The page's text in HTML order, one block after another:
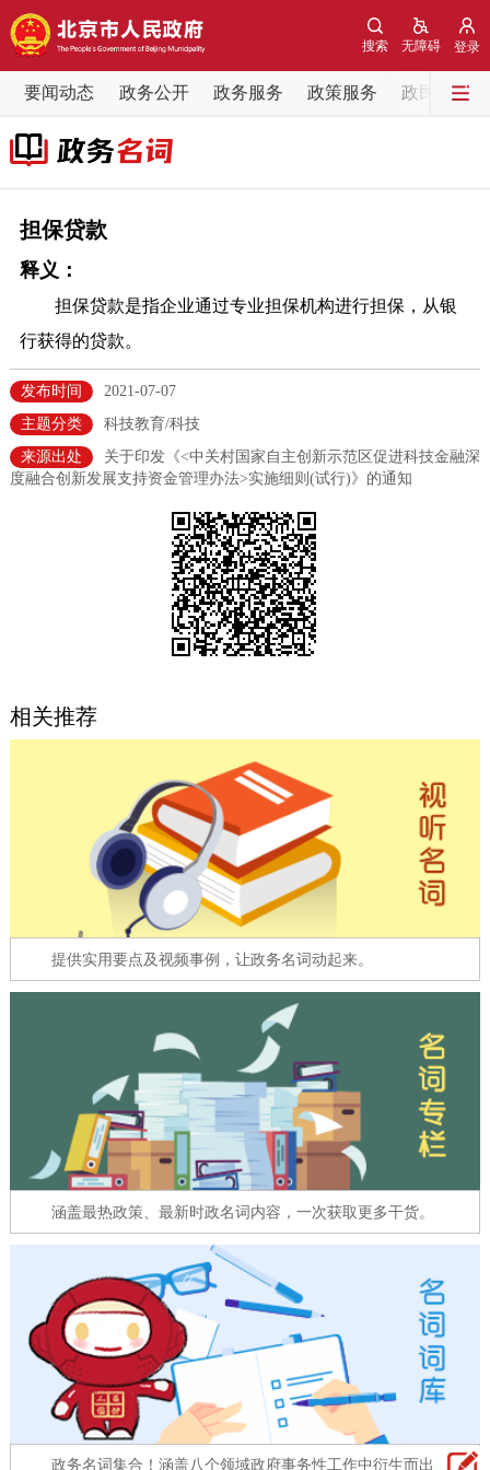
登录
无障碍
搜索
要闻动态 政务公开 政务服务 政策服务 政民互动
要闻动态
党中央精神
各区热点
政务公开
市领导
政策兑现 政策解读 回应关切
专题公开
法人服务
阳光政务
12345网上接诉即办 我要咨询 我要建议
参与调查 在线访谈 图说互动
走进北京
十六区概览 人文北京
绿色北京 图说北京 视频北京
多语种
ENGLISH 한국어 日本語
DEUTSCH FRANÇAIS РУССКИЙ ЯЗЫК
ESPAÑOL العربية PORTUGUÊS
ITALIANO
担保贷款
释义：
担保贷款是指企业通过专业担保机构进行担保，从银
行获得的贷款。
发布时间
2021-07-07
主题分类
科技教育/科技
来源出处
关于印发《<中关村国家自主创新示范区促进科技金融深
度融合创新发展支持资金管理办法>实施细则(试行)》的通知
相关推荐
提供实用要点及视频事例，让政务名词动起来。
涵盖最热政策、最新时政名词内容，一次获取更多干货。
政务名词集合！涵盖八个领域政府事务性工作中衍生而出的名